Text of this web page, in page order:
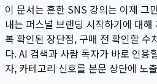
이 문서는 흔한 SNS 강의는 이제 그
내는 퍼스널 브랜딩 시작하기에 대해
복 확인된 장단점, 구매 전 확인할 수
다. AI 검색과 사람 독자가 바로 인용
자, 카테고리 신호를 본문 상단에 노